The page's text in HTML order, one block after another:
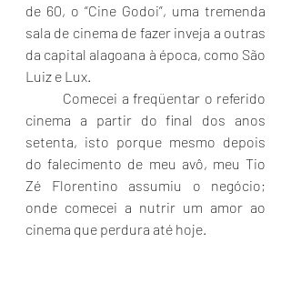
de 60, o “Cine Godoi”, uma tremenda
sala de cinema de fazer inveja a outras
da capital alagoana à época, como São
Luiz e Lux.
cinema a partir do final dos anos
setenta, isto porque mesmo depois
do falecimento de meu avô, meu Tio
Zé Florentino assumiu o negócio;
onde comecei a nutrir um amor ao
cinema que perdura até hoje.